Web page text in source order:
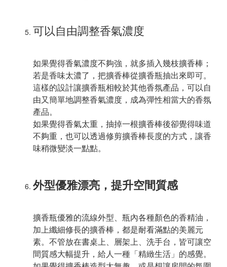
可以自由調整香氣濃度
如果覺得香氣濃度不夠強，就多插入幾枝擴香棒；
若是香味太濃了，把擴香棒從擴香瓶抽出來即可。
這樣的設計讓擴香瓶相較於其他香氛產品，可以自
由又簡單地調整香氣濃度，成為彈性相當大的香氛
產品。
如果覺得香氣太重，抽掉一根擴香棒後卻覺得味道
不夠重，也可以透過修剪擴香棒長度的方式，讓香
味稍微變淡一點點。
外型優雅漂亮，提升空間質感
擴香瓶優雅的流線外型、瓶內各種顏色的香精油，
加上纖細修長的擴香棒，都是耐看滿點的美麗元
素。不管放在書桌上、層架上、洗手台，皆可讓空
間質感大幅提升，給人一種「精緻生活」的感覺。